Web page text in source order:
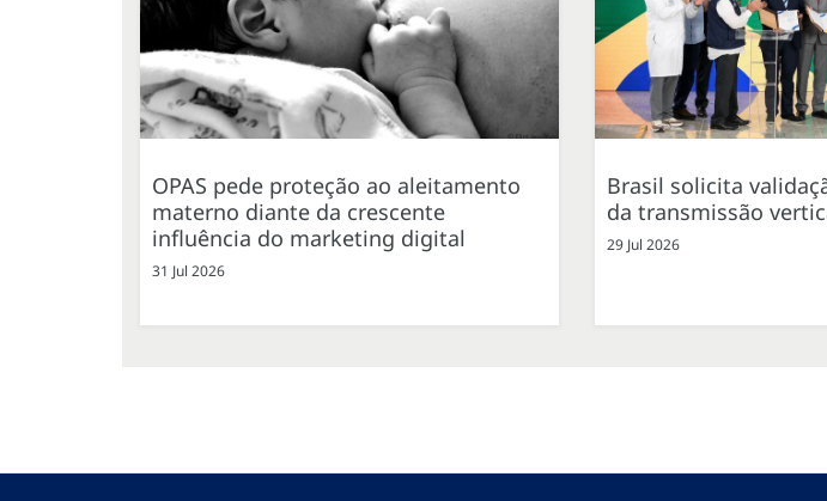
OPAS pede proteção ao aleitamento
materno diante da crescente
influência do marketing digital
31 Jul 2026
Brasil solicita
da transmissão
29 Jul 2026